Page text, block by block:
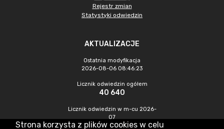
Rejestr zmian
Statystyki odwiedzin
AKTUALIZACJE
Ostatnia modyfikacja
2026-08-06 08:46:23
Licznik odwiedzin ogółem
40 640
Licznik odwiedzin w m-cu 2026-
07
277
Strona korzysta z plików cookies w celu